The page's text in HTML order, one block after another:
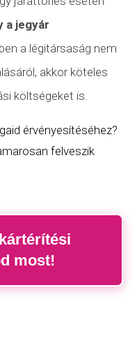
a jegyár
a légitársaság nem
akkor köteles
költségeket is.
érvényesítéséhez?
felveszik
most!